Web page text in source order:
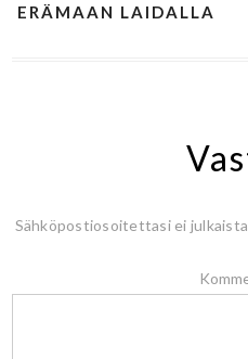
ERÄMAAN LAIDALLA
Sähköpostiosoitettasi ei